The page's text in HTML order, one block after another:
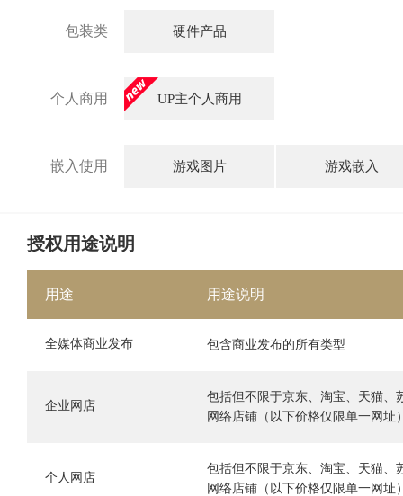
包装类 硬件产品
个人商用 UP主个人商用
嵌入使用 游戏图片 游戏嵌入
授权用途说明
用途 用途说明
全媒体商业发布 包含商业发布的所有类型
企业网店
包括但不限于京东、淘宝、天猫、
网络店铺（以下价格仅限单一网址
个人网店
包括但不限于京东、淘宝、天猫、
网络店铺（以下价格仅限单一网址